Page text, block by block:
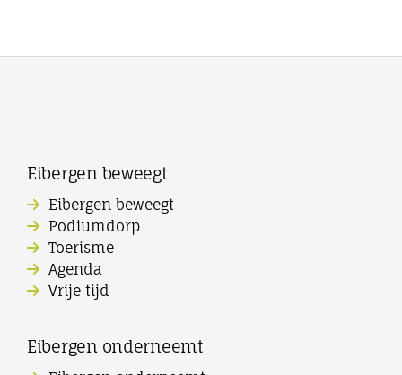
Eibergen beweegt
Eibergen beweegt
Podiumdorp
Toerisme
Agenda
Vrije tijd
Eibergen onderneemt